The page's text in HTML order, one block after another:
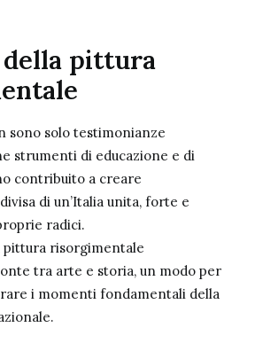
della pittura
sono solo testimonianze
strumenti di educazione e di
contribuito a creare
di un’Italia unita, forte e
radici.
pittura risorgimentale
tra arte e storia, un modo per
i momenti fondamentali della